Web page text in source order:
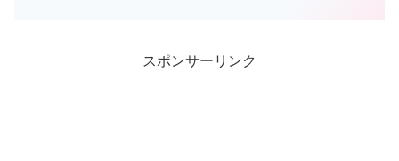
スポンサーリンク